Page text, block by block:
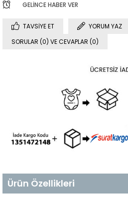
GELINCE HABER VER
TAVSIYE ET
YORUM YAZ
SORULAR (0) VE CEVAPLAR (0)
Ürün Özellikleri